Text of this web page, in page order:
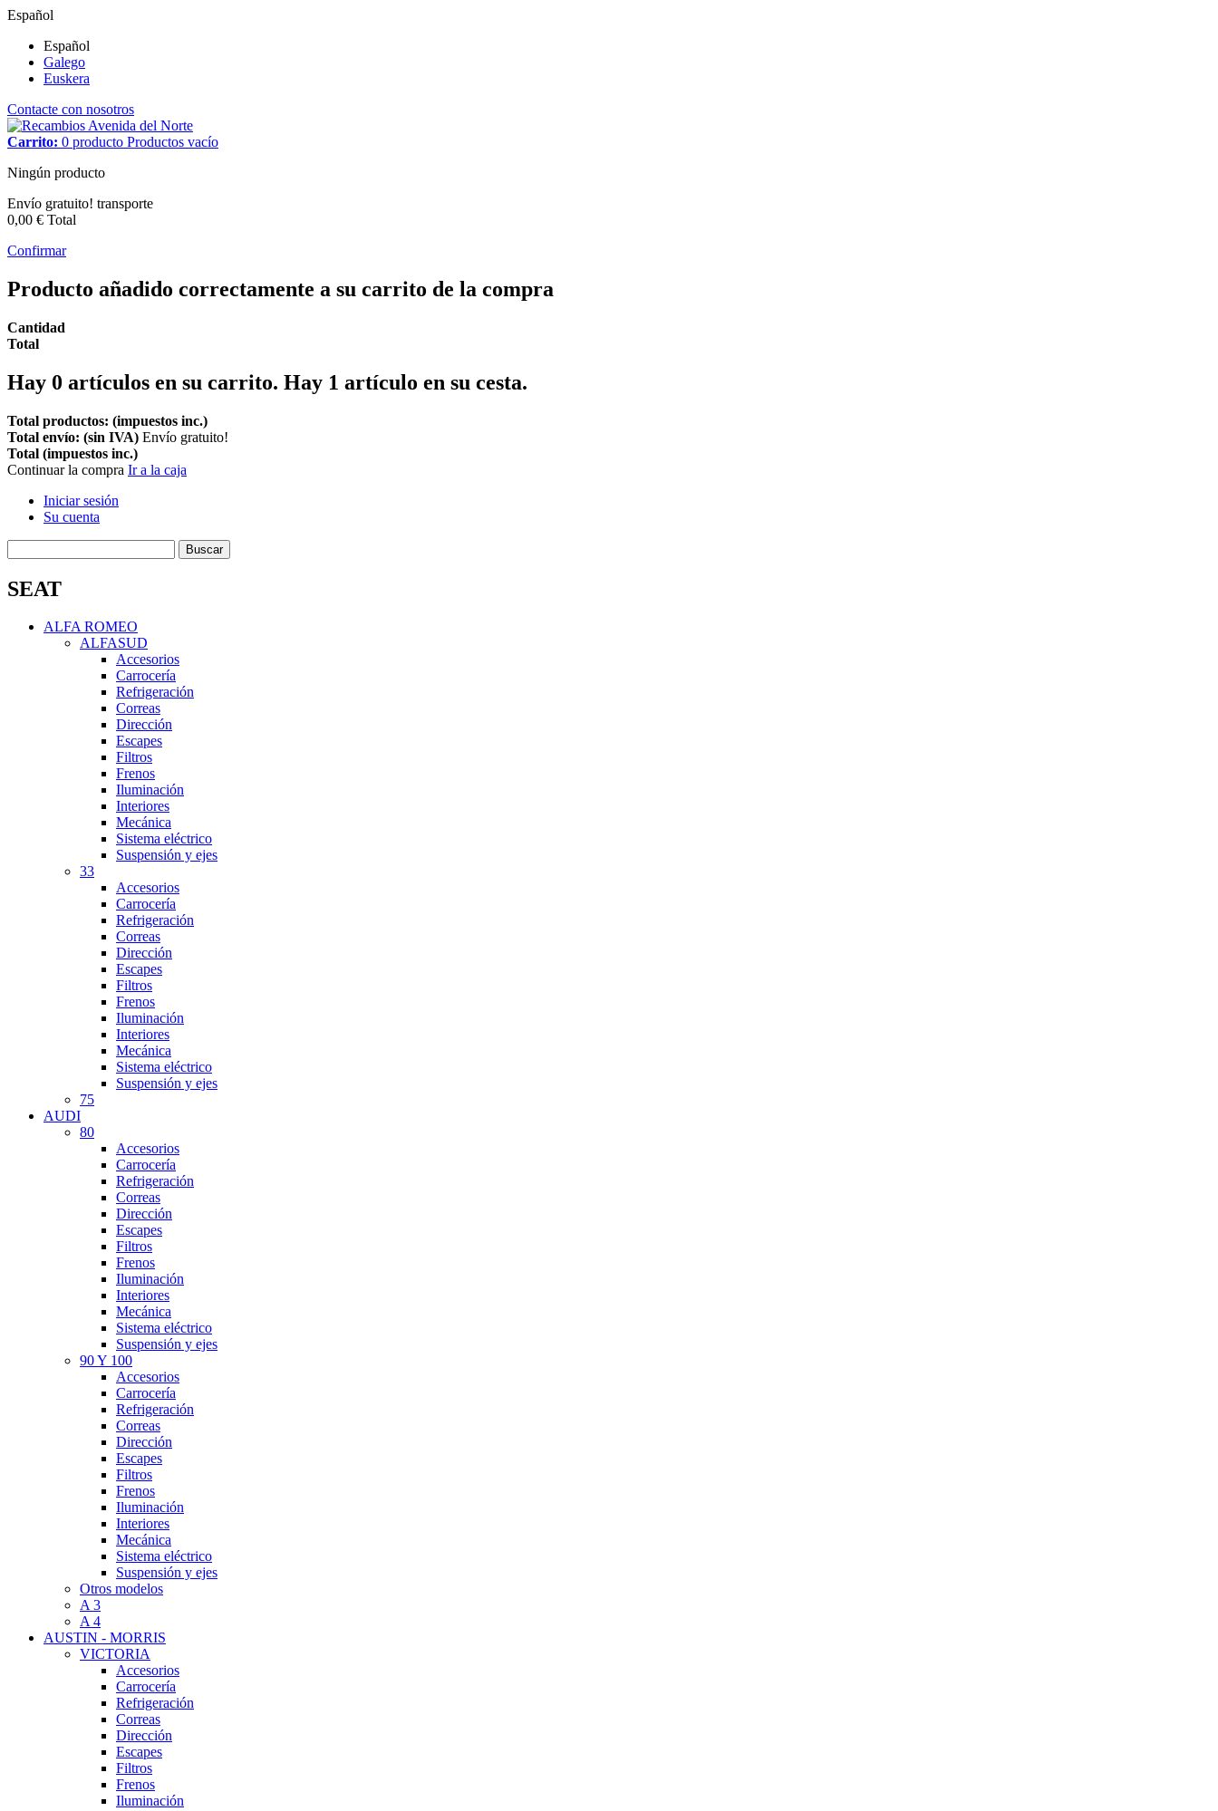
Español
Español
Galego
Euskera
Contacte con nosotros
Carrito: 0 producto Productos vacío
Ningún producto
Envío gratuito! transporte
0,00 € Total
Confirmar
Producto añadido correctamente a su carrito de la compra
Cantidad
Total
Hay 0 artículos en su carrito. Hay 1 artículo en su cesta.
Total productos: (impuestos inc.)
Total envío: (sin IVA) Envío gratuito!
Total (impuestos inc.)
Continuar la compra Ir a la caja
Iniciar sesión
Su cuenta
Buscar
SEAT
ALFA ROMEO
ALFASUD
Accesorios
Carrocería
Refrigeración
Correas
Dirección
Escapes
Filtros
Frenos
Iluminación
Interiores
Mecánica
Sistema eléctrico
Suspensión y ejes
33
Accesorios
Carrocería
Refrigeración
Correas
Dirección
Escapes
Filtros
Frenos
Iluminación
Interiores
Mecánica
Sistema eléctrico
Suspensión y ejes
75
AUDI
80
Accesorios
Carrocería
Refrigeración
Correas
Dirección
Escapes
Filtros
Frenos
Iluminación
Interiores
Mecánica
Sistema eléctrico
Suspensión y ejes
90 Y 100
Accesorios
Carrocería
Refrigeración
Correas
Dirección
Escapes
Filtros
Frenos
Iluminación
Interiores
Mecánica
Sistema eléctrico
Suspensión y ejes
Otros modelos
A 3
A 4
AUSTIN - MORRIS
VICTORIA
Accesorios
Carrocería
Refrigeración
Correas
Dirección
Escapes
Filtros
Frenos
Iluminación